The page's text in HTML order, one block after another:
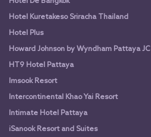
Hotel Kuretakeso Sriracha Thailand
Hotel Plus
Howard Johnson by Wyndham Pattaya JC
HT9 Hotel Pattaya
Imsook Resort
Intercontinental Khao Yai Resort
Intimate Hotel Pattaya
iSanook Resort and Suites